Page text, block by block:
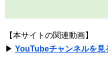
【本サイトの関連動画】
▶ YouTubeチャンネルを見